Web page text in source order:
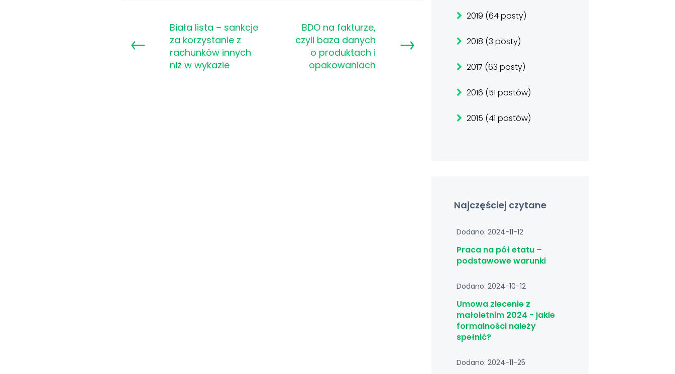
←
Biała lista – sankcje
za korzystanie z
rachunków innych
niż w wykazie
BDO na fakturze,
czyli baza danych
o produktach i
opakowaniach
→
2019 (64 posty)
2018 (3 posty)
2017 (63 posty)
2016 (51 postów)
2015 (41 postów)
Najczęściej czytane
Dodano: 2024-11-12
Praca na pół etatu –
podstawowe warunki
Dodano: 2024-10-12
Umowa zlecenie z
małoletnim 2024 - jakie
formalności należy
spełnić?
Dodano: 2024-11-25